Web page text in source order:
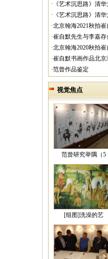
·《艺术沉思路》清
·《艺术沉思路》清
·北京翰海2021秋拍
·崔自默先生与李嘉
·北京翰海2020秋拍
·崔自默书画作品北
·范曾作品鉴定
视觉焦点
范曾研究举隅（5
[组图]洗澡的艺